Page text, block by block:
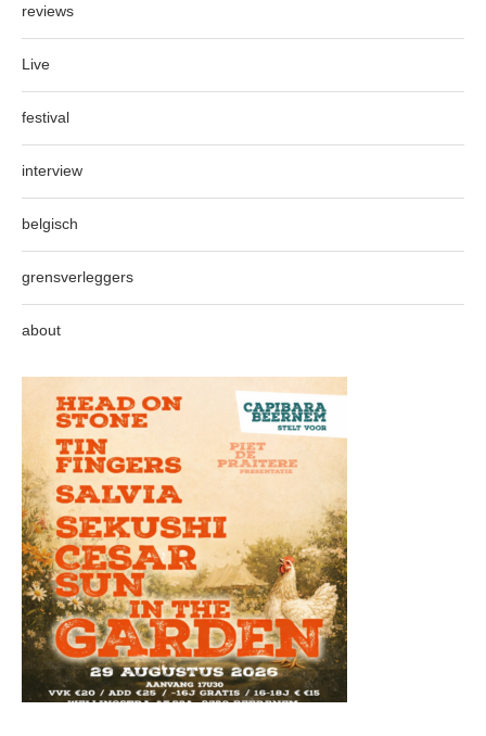
reviews
Live
festival
interview
belgisch
grensverleggers
about